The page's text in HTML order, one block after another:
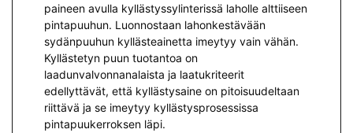
paineen avulla kyllästyssylinterissä laholle alttiiseen
pintapuuhun. Luonnostaan lahonkestävään
sydänpuuhun kyllästeainetta imeytyy vain vähän.
Kyllästetyn puun tuotantoa on
laadunvalvonnanalaista ja laatukriteerit
edellyttävät, että kyllästysaine on pitoisuudeltaan
riittävä ja se imeytyy kyllästysprosessissa
pintapuukerroksen läpi.